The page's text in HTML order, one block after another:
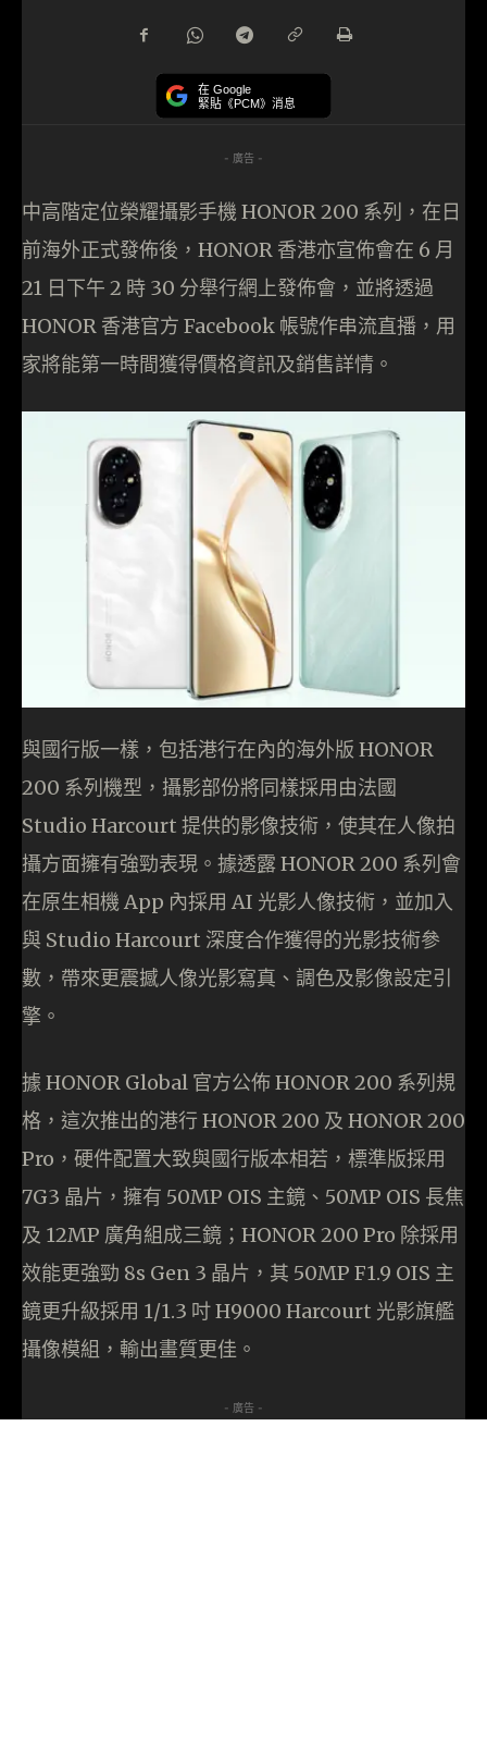
在 Google
緊貼《PCM》消息
- 廣告 -
中高階定位榮耀攝影手機 HONOR 200 系列，在日
前海外正式發佈後，HONOR 香港亦宣佈會在 6 月
21 日下午 2 時 30 分舉行網上發佈會，並將透過
HONOR 香港官方 Facebook 帳號作串流直播，用
家將能第一時間獲得價格資訊及銷售詳情。
與國行版一樣，包括港行在內的海外版 HONOR
200 系列機型，攝影部份將同樣採用由法國
Studio Harcourt 提供的影像技術，使其在人像拍
攝方面擁有強勁表現。據透露 HONOR 200 系列會
在原生相機 App 內採用 AI 光影人像技術，並加入
與 Studio Harcourt 深度合作獲得的光影技術參
數，帶來更震撼人像光影寫真、調色及影像設定引
擎。
據 HONOR Global 官方公佈 HONOR 200 系列規
格，這次推出的港行 HONOR 200 及 HONOR 200
Pro，硬件配置大致與國行版本相若，標準版採用
7G3 晶片，擁有 50MP OIS 主鏡、50MP OIS 長焦
及 12MP 廣角組成三鏡；HONOR 200 Pro 除採用
效能更強勁 8s Gen 3 晶片，其 50MP F1.9 OIS 主
鏡更升級採用 1/1.3 吋 H9000 Harcourt 光影旗艦
攝像模組，輸出畫質更佳。
- 廣告 -